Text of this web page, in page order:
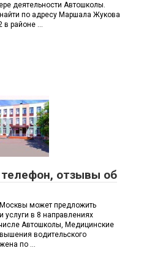
деятельности Автошколы.
по адресу Маршала Жукова
в районе ...
отзывы об
может предложить
услуги в 8 направлениях
Автошколы, Медицинские
водительского
по ...